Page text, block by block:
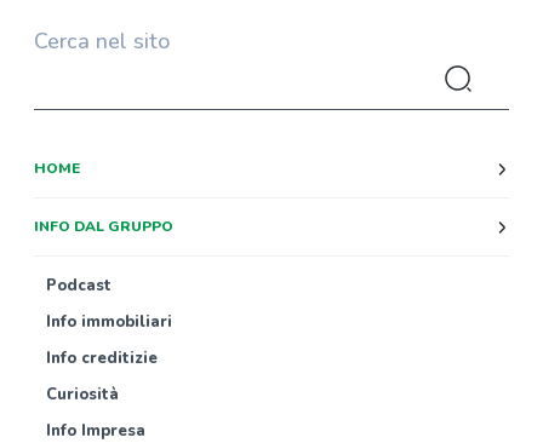
Cerca nel sito
HOME
INFO DAL GRUPPO
Podcast
Info immobiliari
Info creditizie
Curiosità
Info Impresa